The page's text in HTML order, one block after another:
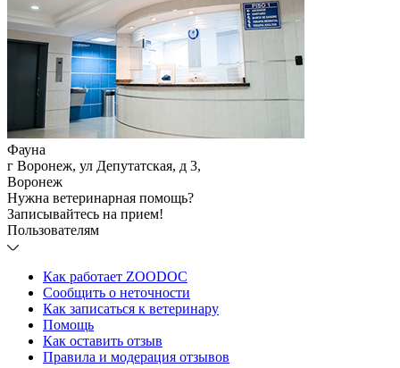
Фауна
г Воронеж, ул Депутатская, д 3,
Воронеж
Нужна ветеринарная помощь?
Записывайтесь на прием!
Пользователям
Как работает ZOODOC
Сообщить о неточности
Как записаться к ветеринару
Помощь
Как оставить отзыв
Правила и модерация отзывов